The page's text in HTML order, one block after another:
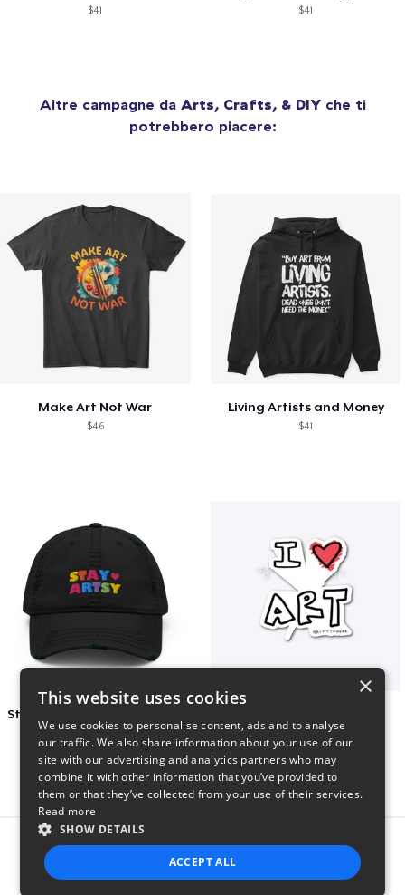
$41 $41
Altre campagne da Arts, Crafts, & DIYche ti
potrebbero piacere:
Make Art Not War
$46
Living Artists and Money
$41
Report this product
×
This website uses cookies
We use cookies to personalise content, ads and to analyse
our traffic. We also share information about your use of our
site with our advertising and analytics partners who may
combine it with other information that you’ve provided to
them or that they’ve collected from your use of their services.
Read more
SHOW DETAILS
ACCEPT ALL